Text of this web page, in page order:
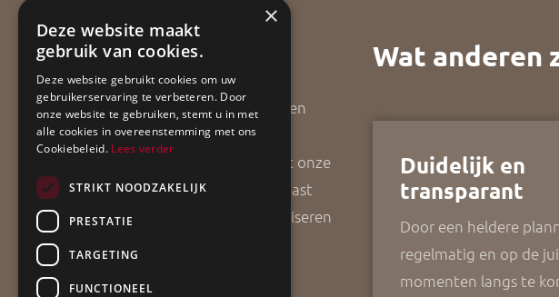
ApollBouw is een gedreven
bouwadvies- en
aannemersbedrijf. Vanuit onze
vestigingsplaats Grootegast
helpen wij u met het realiseren
Wat anderen
Duidelijk en
transparant
Door een heldere
regelmatig en op de
momenten langs te
×
Deze website maakt
gebruik van cookies.
Deze website gebruikt cookies om uw
gebruikerservaring te verbeteren. Door
onze website te gebruiken, stemt u in met
alle cookies in overeenstemming met ons
Cookiebeleid. Lees verder
STRIKT NOODZAKELIJK
PRESTATIE
TARGETING
FUNCTIONEEL